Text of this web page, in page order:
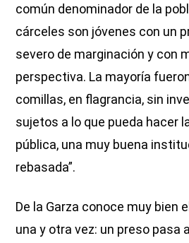
común denominador de la
cárceles son jóvenes con un
severo de marginación y con
perspectiva. La mayoría
comillas, en flagrancia, sin
sujetos a lo que pueda hacer
pública, una muy buena
rebasada”.
De la Garza conoce muy bien
una y otra vez: un preso pasa